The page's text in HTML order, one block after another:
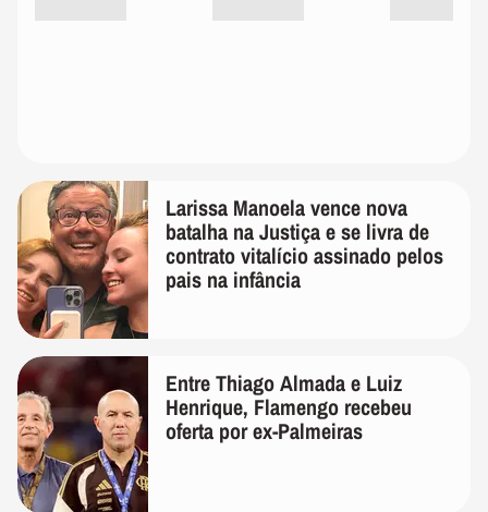
Larissa Manoela vence nova
batalha na Justiça e se livra de
contrato vitalício assinado pelos
pais na infância
Entre Thiago Almada e Luiz
Henrique, Flamengo recebeu
oferta por ex-Palmeiras